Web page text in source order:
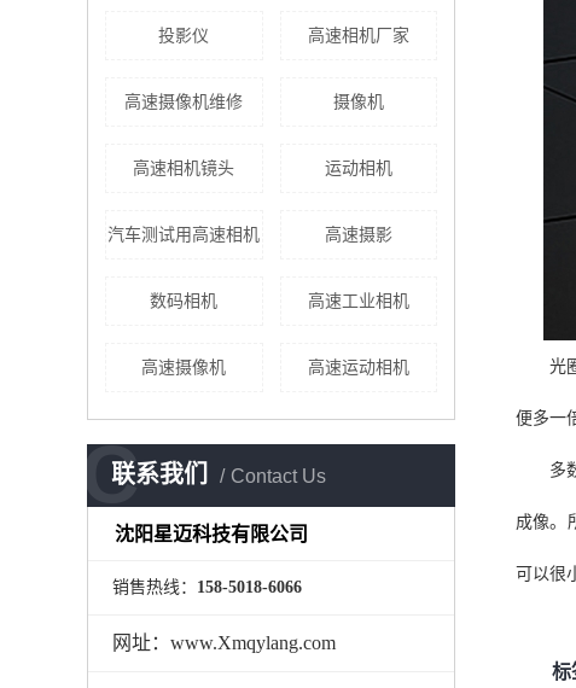
投影仪 高速相机厂家
高速摄像机维修 摄像机
高速相机镜头 运动相机
汽车测试用高速相机 高速摄影
数码相机 高速工业相机
高速摄像机 高速运动相机
联系我们 Contact Us
C
沈阳星迈科技有限公司
销售热线： 158-5018-6066
网址：www.Xmqylang.com
光
便多一
多
成像。
可以很
标